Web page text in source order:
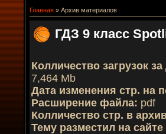
Главная » Архив материалов
ГДЗ 9 класс
Колличество загрузок
7,464 Mb
Дата изменения стр. на
Расширение файла: pdf
Колличество стр. в
Тему разместил на сайте